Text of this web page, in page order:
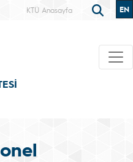
KTÜ Anasayfa EN